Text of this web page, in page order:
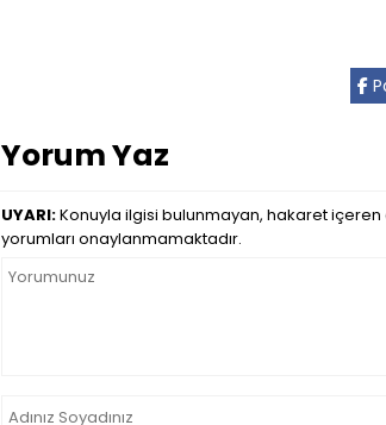
Yorum Yaz
UYARI:Konuyla ilgisi bulunmayan, hakaret
yorumları onaylanmamaktadır.